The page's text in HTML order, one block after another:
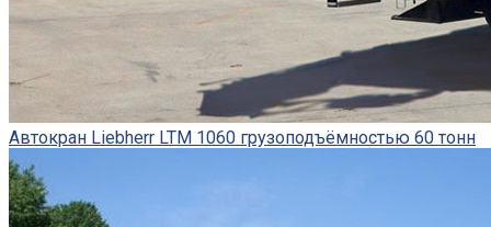
Автокран Liebherr LTM 1060 грузоподъёмностью 60 тонн